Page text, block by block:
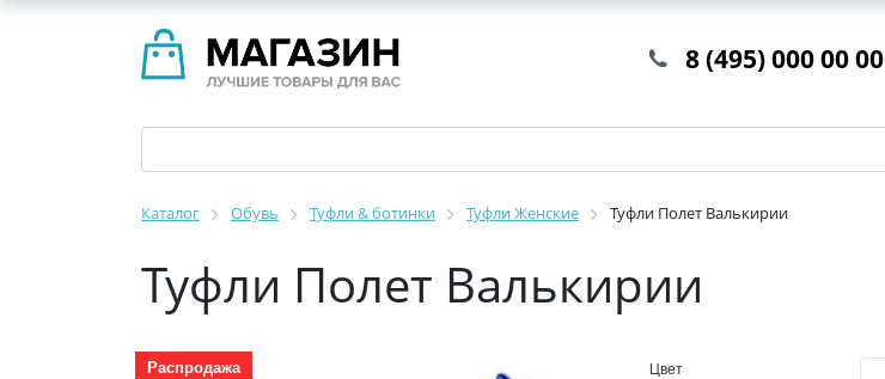
8 (495) 000 00 00
Каталог Обувь Туфли & ботинки Туфли Женские Туфли Полет Валькирии
Туфли Полет Валькирии
Распродажа Цвет